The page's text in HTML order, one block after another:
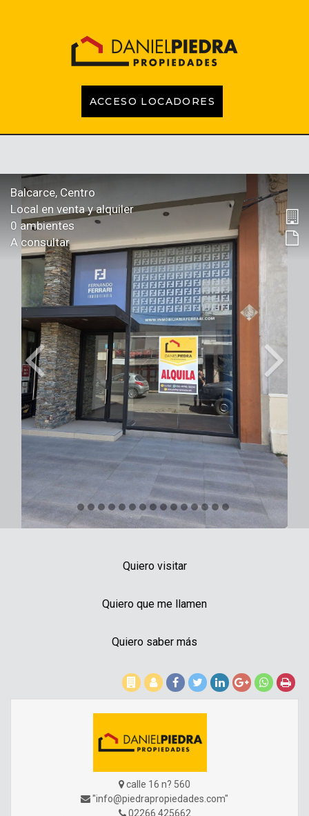
ACCESO LOCADORES
EMPRENDIMIENTOS
TASACIONES
CONTACTO
LOCADORES